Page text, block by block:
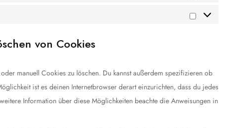
von Cookies
manuell Cookies zu löschen. Du kannst außerdem spezifizieren ob
ist es deinen Internetbrowser derart einzurichten, dass du jedes
Information über diese Möglichkeiten beachte die Anweisungen in